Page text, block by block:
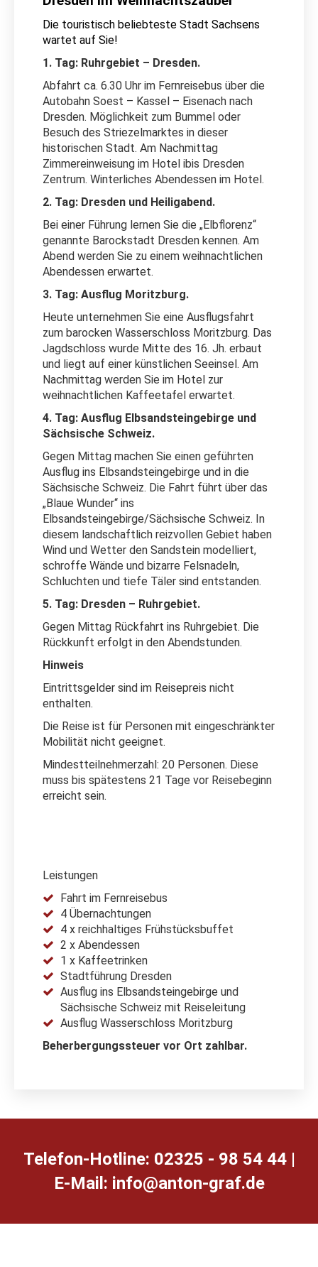
Die touristisch beliebteste Stadt Sachsens
wartet auf Sie!
1. Tag: Ruhrgebiet – Dresden.
Abfahrt ca. 6.30 Uhr im Fernreisebus über die
Autobahn Soest – Kassel – Eisenach nach
Dresden. Möglichkeit zum Bummel oder
Besuch des Striezelmarktes in dieser
historischen Stadt. Am Nachmittag
Zimmereinweisung im Hotel ibis Dresden
Zentrum. Winterliches Abendessen im Hotel.
2. Tag: Dresden und Heiligabend.
Bei einer Führung lernen Sie die „Elbflorenz“
genannte Barockstadt Dresden kennen. Am
Abend werden Sie zu einem weihnachtlichen
Abendessen erwartet.
3. Tag: Ausflug Moritzburg.
Heute unternehmen Sie eine Ausflugsfahrt
zum barocken Wasserschloss Moritzburg. Das
Jagdschloss wurde Mitte des 16. Jh. erbaut
und liegt auf einer künstlichen Seeinsel. Am
Nachmittag werden Sie im Hotel zur
weihnachtlichen Kaffeetafel erwartet.
4. Tag: Ausflug Elbsandsteingebirge und
Sächsische Schweiz.
Gegen Mittag machen Sie einen geführten
Ausflug ins Elbsandsteingebirge und in die
Sächsische Schweiz. Die Fahrt führt über das
„Blaue Wunder“ ins
Elbsandsteingebirge/Sächsische Schweiz. In
diesem landschaftlich reizvollen Gebiet haben
Wind und Wetter den Sandstein modelliert,
schroffe Wände und bizarre Felsnadeln,
Schluchten und tiefe Täler sind entstanden.
5. Tag: Dresden – Ruhrgebiet.
Gegen Mittag Rückfahrt ins Ruhrgebiet. Die
Rückkunft erfolgt in den Abendstunden.
Hinweis
Eintrittsgelder sind im Reisepreis nicht
enthalten.
Die Reise ist für Personen mit eingeschränkter
Mobilität nicht geeignet.
Mindestteilnehmerzahl: 20 Personen. Diese
muss bis spätestens 21 Tage vor Reisebeginn
erreicht sein.
Leistungen
Fahrt im Fernreisebus
4 Übernachtungen
4 x reichhaltiges Frühstücksbuffet
2 x Abendessen
1 x Kaffeetrinken
Stadtführung Dresden
Ausflug ins Elbsandsteingebirge und
Sächsische Schweiz mit Reiseleitung
Ausflug Wasserschloss Moritzburg
Beherbergungssteuer vor Ort zahlbar.
Telefon-Hotline: 02325 - 98 54 44 |
E-Mail: ed.farg-notna@ofni